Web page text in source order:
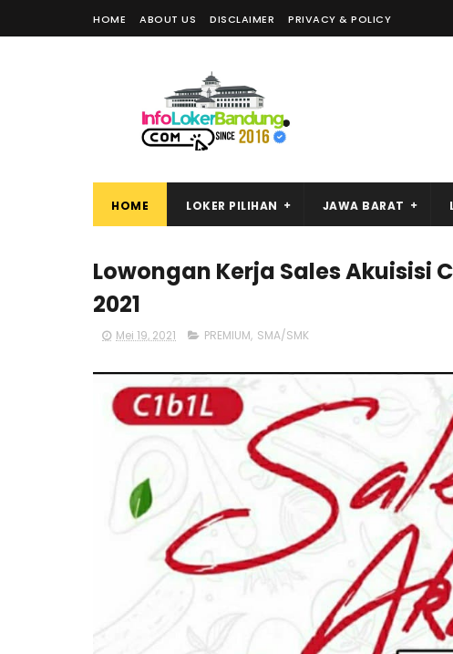
HOME ABOUT US DISCLAIMER PRIVACY & POLICY
HOME LOKER PILIHAN JAWA BARAT
Lowongan Kerja Sales Akuisisi
2021
Mei 19, 2021 PREMIUM, SMA/SMK